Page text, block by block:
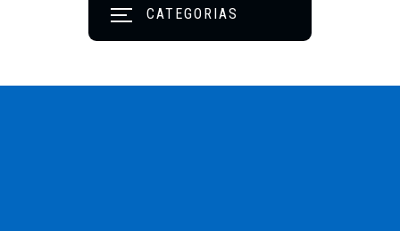
CATEGORIAS